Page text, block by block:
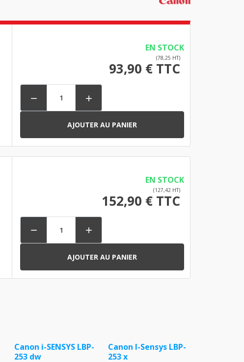
EN STOCK
(78,25 HT)
93,90 € TTC
 
AJOUTER AU PANIER
EN STOCK
(127,42 HT)
152,90 € TTC
 
AJOUTER AU PANIER
Canon i-SENSYS LBP-
253 dw
Canon I-Sensys LBP-
253 x